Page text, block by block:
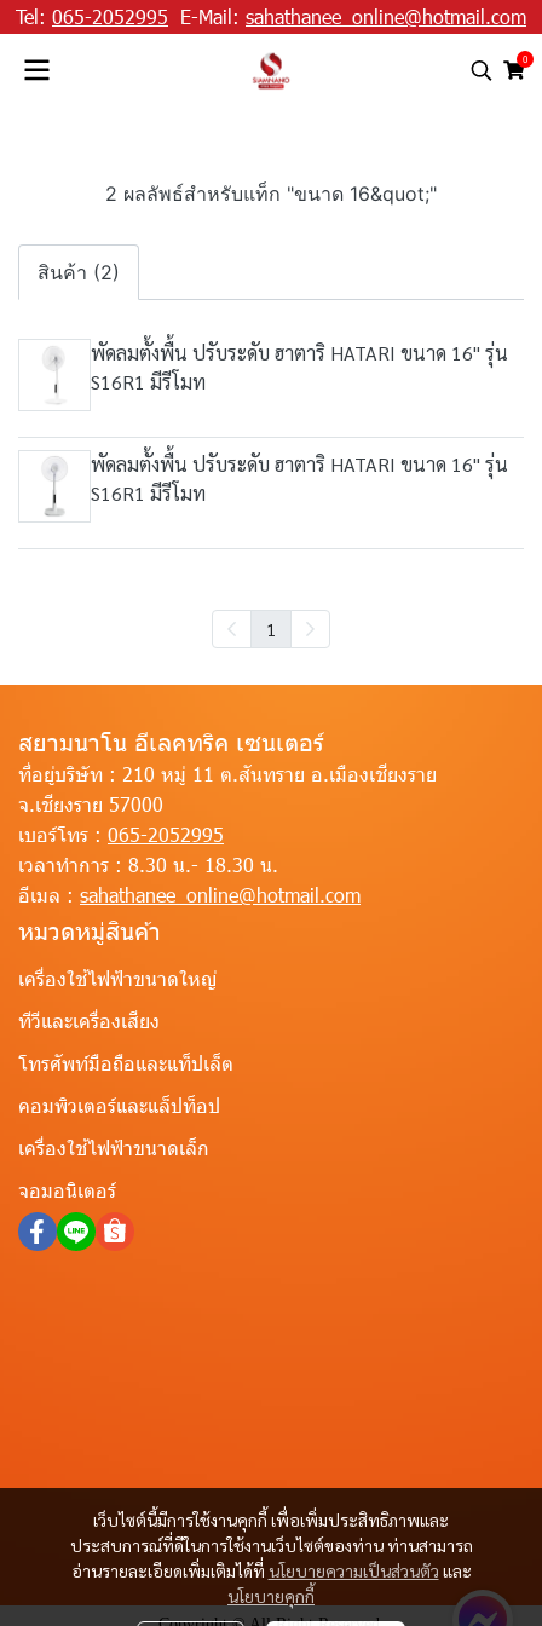
Tel: 065-2052995 E-Mail: sahathanee_online@hotmail.com
0
2 ผลลัพธ์สำหรับแท็ก "ขนาด 16&quot;"
สินค้า (2)
พัดลมตั้งพื้น ปรับระดับ ฮาตาริ HATARI ขนาด 16" รุ่น
S16R1 มีรีโมท
พัดลมตั้งพื้น ปรับระดับ ฮาตาริ HATARI ขนาด 16" รุ่น
S16R1 มีรีโมท
1
เว็บไซต์นี้มีการใช้งานคุกกี้ เพื่อเพิ่มประสิทธิภาพและ
ประสบการณ์ที่ดีในการใช้งานเว็บไซต์ของท่าน ท่านสามารถ
อ่านรายละเอียดเพิ่มเติมได้ที่ นโยบายความเป็นส่วนตัว และ
นโยบายคุกกี้
สยามนาโน อีเลคทริค เซนเตอร์
ที่อยู่บริษัท : 210 หมู่ 11 ต.สันทราย อ.เมืองเชียงราย
จ.เชียงราย 57000
เบอร์โทร : 065-2052995
เวลาทำการ : 8.30 น.- 18.30 น.
อีเมล : sahathanee_online@hotmail.com
หมวดหมู่สินค้า
เครื่องใช้ไฟฟ้าขนาดใหญ่
ทีวีและเครื่องเสียง
โทรศัพท์มือถือและแท็ปเล็ต
คอมพิวเตอร์และแล็ปท็อป
เครื่องใช้ไฟฟ้าขนาดเล็ก
จอมอนิเตอร์